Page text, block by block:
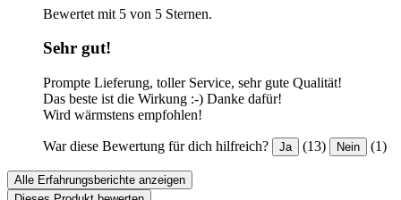
Bewertet mit 5 von 5 Sternen.
Sehr gut!
Prompte Lieferung, toller Service, sehr gute Qualität!
Das beste ist die Wirkung :-) Danke dafür!
Wird wärmstens empfohlen!
War diese Bewertung für dich hilfreich? Ja (13) Nein (1)
Alle Erfahrungsberichte anzeigen